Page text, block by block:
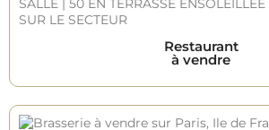
Restaurant
à vendre